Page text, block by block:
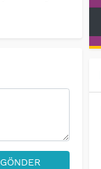
GÖNDER